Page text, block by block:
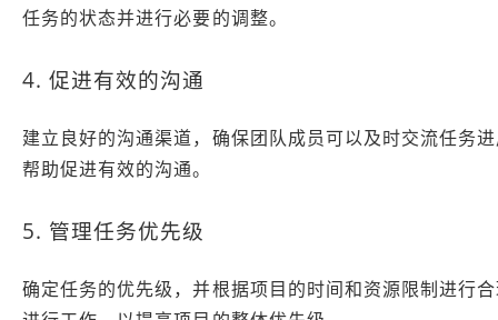
任务的状态并进行必要的调整。
4. 促进有效的沟通
建立良好的沟通渠道，确保团队成员可以及时交流任务
帮助促进有效的沟通。
5. 管理任务优先级
确定任务的优先级，并根据项目的时间和资源限制进行